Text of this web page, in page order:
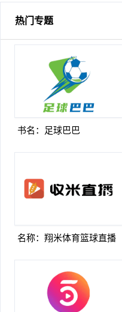
热门专题
书名：足球巴巴
名称：翔米体育篮球直播